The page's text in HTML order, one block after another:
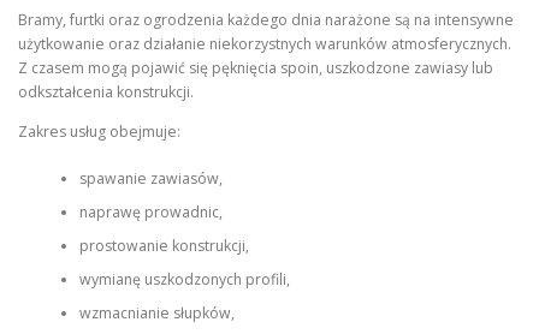
Bramy, furtki oraz ogrodzenia każdego dnia narażone są na intensywne
użytkowanie oraz działanie niekorzystnych warunków atmosferycznych.
Z czasem mogą pojawić się pęknięcia spoin, uszkodzone zawiasy lub
odkształcenia konstrukcji.
Zakres usług obejmuje:
spawanie zawiasów,
naprawę prowadnic,
prostowanie konstrukcji,
wymianę uszkodzonych profili,
wzmacnianie słupków,